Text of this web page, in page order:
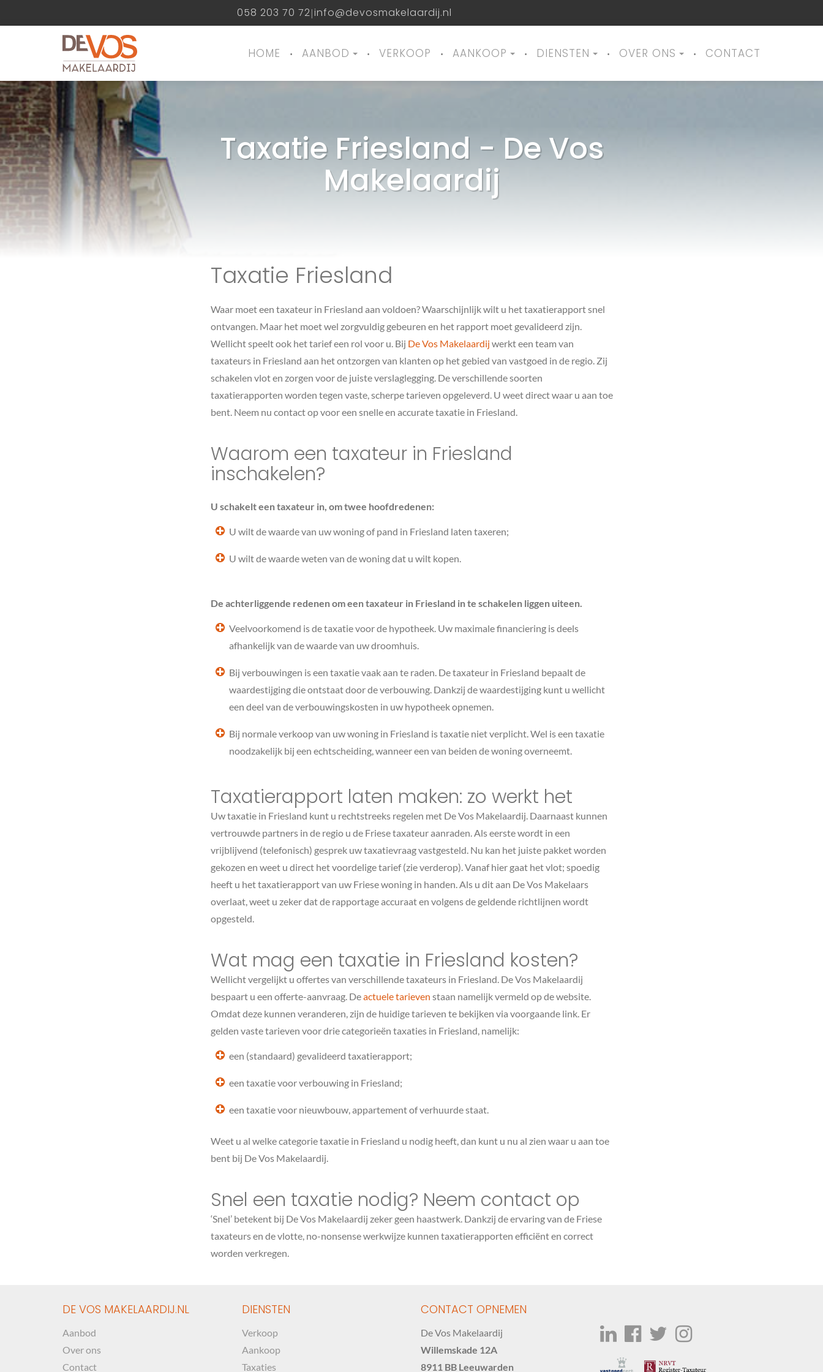
058 203 70 72|info@devosmakelaardij.nl
HOME AANBOD VERKOOP AANKOOP DIENSTEN OVER ONS CONTACT
Taxatie Friesland - De Vos
Makelaardij
Taxatie Friesland
Waar moet een taxateur in Friesland aan voldoen? Waarschijnlijk wilt u het taxatierapport snel
ontvangen. Maar het moet wel zorgvuldig gebeuren en het rapport moet gevalideerd zijn.
Wellicht speelt ook het tarief een rol voor u. Bij De Vos Makelaardij werkt een team van
taxateurs in Friesland aan het ontzorgen van klanten op het gebied van vastgoed in de regio. Zij
schakelen vlot en zorgen voor de juiste verslaglegging. De verschillende soorten
taxatierapporten worden tegen vaste, scherpe tarieven opgeleverd. U weet direct waar u aan toe
bent. Neem nu contact op voor een snelle en accurate taxatie in Friesland.
Waarom een taxateur in Friesland
inschakelen?
U schakelt een taxateur in, om twee hoofdredenen:
U wilt de waarde van uw woning of pand in Friesland laten taxeren;
U wilt de waarde weten van de woning dat u wilt kopen.
De achterliggende redenen om een taxateur in Friesland in te schakelen liggen uiteen.
Veelvoorkomend is de taxatie voor de hypotheek. Uw maximale financiering is deels
afhankelijk van de waarde van uw droomhuis.
Bij verbouwingen is een taxatie vaak aan te raden. De taxateur in Friesland bepaalt de
waardestijging die ontstaat door de verbouwing. Dankzij de waardestijging kunt u wellicht
een deel van de verbouwingskosten in uw hypotheek opnemen.
Bij normale verkoop van uw woning in Friesland is taxatie niet verplicht. Wel is een taxatie
noodzakelijk bij een echtscheiding, wanneer een van beiden de woning overneemt.
Taxatierapport laten maken: zo werkt het
Uw taxatie in Friesland kunt u rechtstreeks regelen met De Vos Makelaardij. Daarnaast kunnen
vertrouwde partners in de regio u de Friese taxateur aanraden. Als eerste wordt in een
vrijblijvend (telefonisch) gesprek uw taxatievraag vastgesteld. Nu kan het juiste pakket worden
gekozen en weet u direct het voordelige tarief (zie verderop). Vanaf hier gaat het vlot; spoedig
heeft u het taxatierapport van uw Friese woning in handen. Als u dit aan De Vos Makelaars
overlaat, weet u zeker dat de rapportage accuraat en volgens de geldende richtlijnen wordt
opgesteld.
Wat mag een taxatie in Friesland kosten?
Wellicht vergelijkt u offertes van verschillende taxateurs in Friesland. De Vos Makelaardij
bespaart u een offerte-aanvraag. Deactuele tarieven staan namelijk vermeld op de website.
Omdat deze kunnen veranderen, zijn de huidige tarieven te bekijken via voorgaande link. Er
gelden vaste tarieven voor drie categorieën taxaties in Friesland, namelijk:
een (standaard) gevalideerd taxatierapport;
een taxatie voor verbouwing in Friesland;
een taxatie voor nieuwbouw, appartement of verhuurde staat.
Weet u al welke categorie taxatie in Friesland u nodig heeft, dan kunt u nu al zien waar u aan toe
bent bij De Vos Makelaardij.
Snel een taxatie nodig? Neem contact op
‘Snel’ betekent bij De Vos Makelaardij zeker geen haastwerk. Dankzij de ervaring van de Friese
taxateurs en de vlotte, no-nonsense werkwijze kunnen taxatierapporten efficiënt en correct
worden verkregen.
DE VOS MAKELAARDIJ.NL
Aanbod
Over ons
Contact
DIENSTEN
Verkoop
Aankoop
Taxaties
CONTACT OPNEMEN
De Vos Makelaardij
Willemskade 12A
8911 BB Leeuwarden